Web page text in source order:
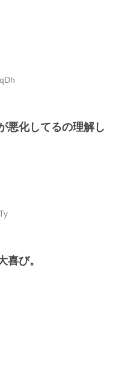
悪化してるの理解し
喜び。